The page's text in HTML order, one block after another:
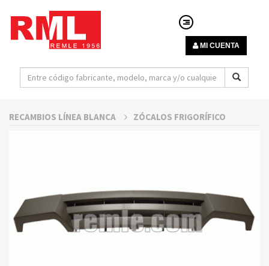
MI CUENTA
RECAMBIOS LÍNEA BLANCA ZÓCALOS FRIGORÍFICO